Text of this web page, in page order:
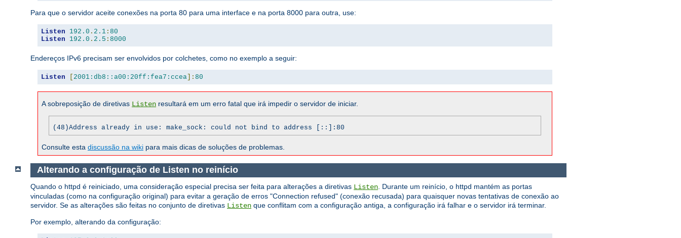
Para que o servidor aceite conexões na porta 80 para uma interface e na porta 8000 para outra, use:
Listen 192.0 . 2.1 : 80
Listen
192.0 . 2.5 : 8000
Endereços IPv6 precisam ser envolvidos por colchetes, como no exemplo a seguir:
Listen [ 2001:db8::a00:20ff:fea7:ccea]: 80
A sobreposição de diretivas Listen resultará em um erro fatal que irá impedir o servidor de iniciar.
(48)Address already in use: make_sock: could not bind to address [::]:80
Consulte esta discussão na wiki para mais dicas de soluções de problemas.
Alterando a configuração de Listen no reinício
Quando o httpd é reiniciado, uma consideração especial precisa ser feita para alterações a diretivas Listen . Durante um reinício, o httpd mantém as portas
vinculadas (como na configuração original) para evitar a geração de erros "Connection refused" (conexão recusada) para quaisquer novas tentativas de conexão ao
servidor. Se as alterações são feitas no conjunto de diretivas Listen que conflitam com a configuração antiga, a configuração irá falhar e o servidor irá terminar.
Por exemplo, alterando da configuração: